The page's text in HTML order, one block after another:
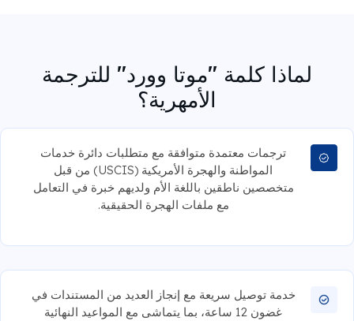
لماذا كلمة "موتا وورد" للترجمة
الأمهرية؟
ترجمات معتمدة متوافقة مع متطلبات دائرة خدمات
المواطنة والهجرة الأمريكية (USCIS) من قبل
متخصصين ناطقين باللغة الأم ولديهم خبرة في التعامل
مع ملفات الهجرة الحقيقية.
خدمة توصيل سريعة مع إنجاز العديد من المستندات في
غضون 12 ساعة، بما يتماشى مع المواعيد النهائية